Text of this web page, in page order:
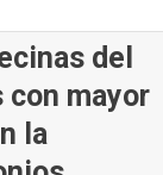
del
mayor
la